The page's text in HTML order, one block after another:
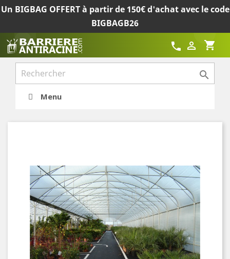
Un BIGBAG OFFERT à partir de 150€ d'achat avec le code
BIGBAGB26
shopping_cart

call

Menu